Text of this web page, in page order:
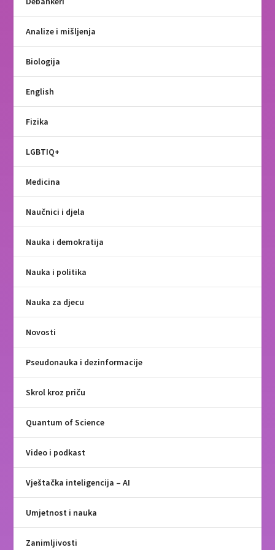
Analize i mišljenja
Biologija
English
Fizika
LGBTIQ+
Medicina
Naučnici i djela
Nauka i demokratija
Nauka i politika
Nauka za djecu
Novosti
Pseudonauka i dezinformacije
Skrol kroz priču
Quantum of Science
Video i podkast
Vještačka inteligencija – AI
Umjetnost i nauka
Zanimljivosti